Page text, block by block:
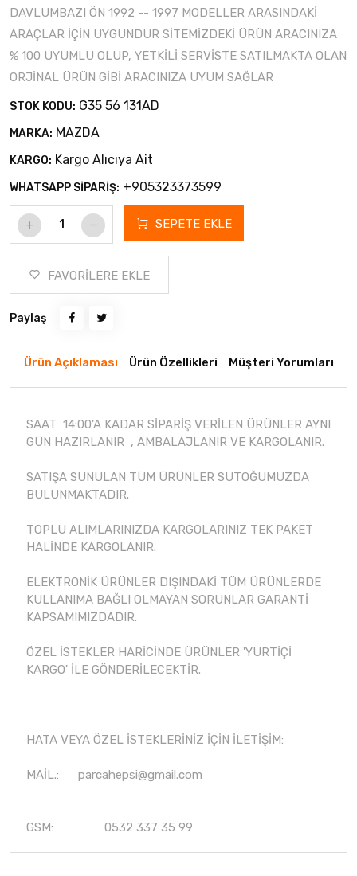
DAVLUMBAZI ÖN 1992 -- 1997 MODELLER ARASINDAKİ
ARAÇLAR İÇİN UYGUNDUR SİTEMİZDEKİ ÜRÜN ARACINIZA
% 100 UYUMLU OLUP, YETKİLİ SERVİSTE SATILMAKTA OLAN
ORJİNAL ÜRÜN GİBİ ARACINIZA UYUM SAĞLAR
STOK KODU: G35 56 131AD
MARKA: MAZDA
KARGO: Kargo Alıcıya Ait
WHATSAPP SİPARİŞ: +905323373599
SEPETE EKLE
FAVORİLERE EKLE
Paylaş
Ürün Açıklaması Ürün Özellikleri Müşteri Yorumları
SAAT 14:00'A KADAR SİPARİŞ VERİLEN ÜRÜNLER AYNI
GÜN HAZIRLANIR , AMBALAJLANIR VE KARGOLANIR.
SATIŞA SUNULAN TÜM ÜRÜNLER SUTOĞUMUZDA
BULUNMAKTADIR.
TOPLU ALIMLARINIZDA KARGOLARINIZ TEK PAKET
HALİNDE KARGOLANIR.
ELEKTRONİK ÜRÜNLER DIŞINDAKİ TÜM ÜRÜNLERDE
KULLANIMA BAĞLI OLMAYAN SORUNLAR GARANTİ
KAPSAMIMIZDADIR.
ÖZEL İSTEKLER HARİCİNDE ÜRÜNLER 'YURTİÇİ
KARGO' İLE GÖNDERİLECEKTİR.
HATA VEYA ÖZEL İSTEKLERİNİZ İÇİN İLETİŞİM:
MAİL.: parcahepsi@gmail.com
GSM: 0532 337 35 99